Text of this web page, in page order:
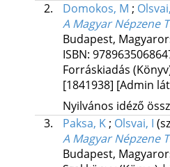
2.
Domokos, M ;
A Magyar Népzene
Budapest,
ISBN:
Forráskiadás
[1841938] [Admin
Nyilvános idéző
3.
Paksa, K; Olsvai, I
A Magyar Népzene
Budapest,